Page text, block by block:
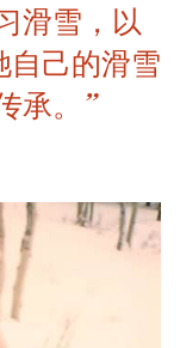
滑雪，以
己的滑雪
承。”